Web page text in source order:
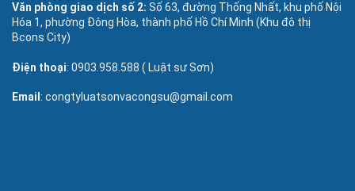
Văn phòng giao dịch số 2: Số 63, đường Thống Nhất, khu phố Nội
Hóa 1, phường Đông Hòa, thành phố Hồ Chí Minh (Khu đô thị
Bcons City)
Điện thoại: 0903.958.588 ( Luật sư Sơn)
Email : congtyluatsonvacongsu@gmail.com